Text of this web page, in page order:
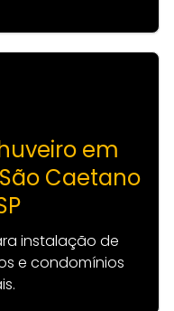
em
Caetano
instalação de
e condomínios